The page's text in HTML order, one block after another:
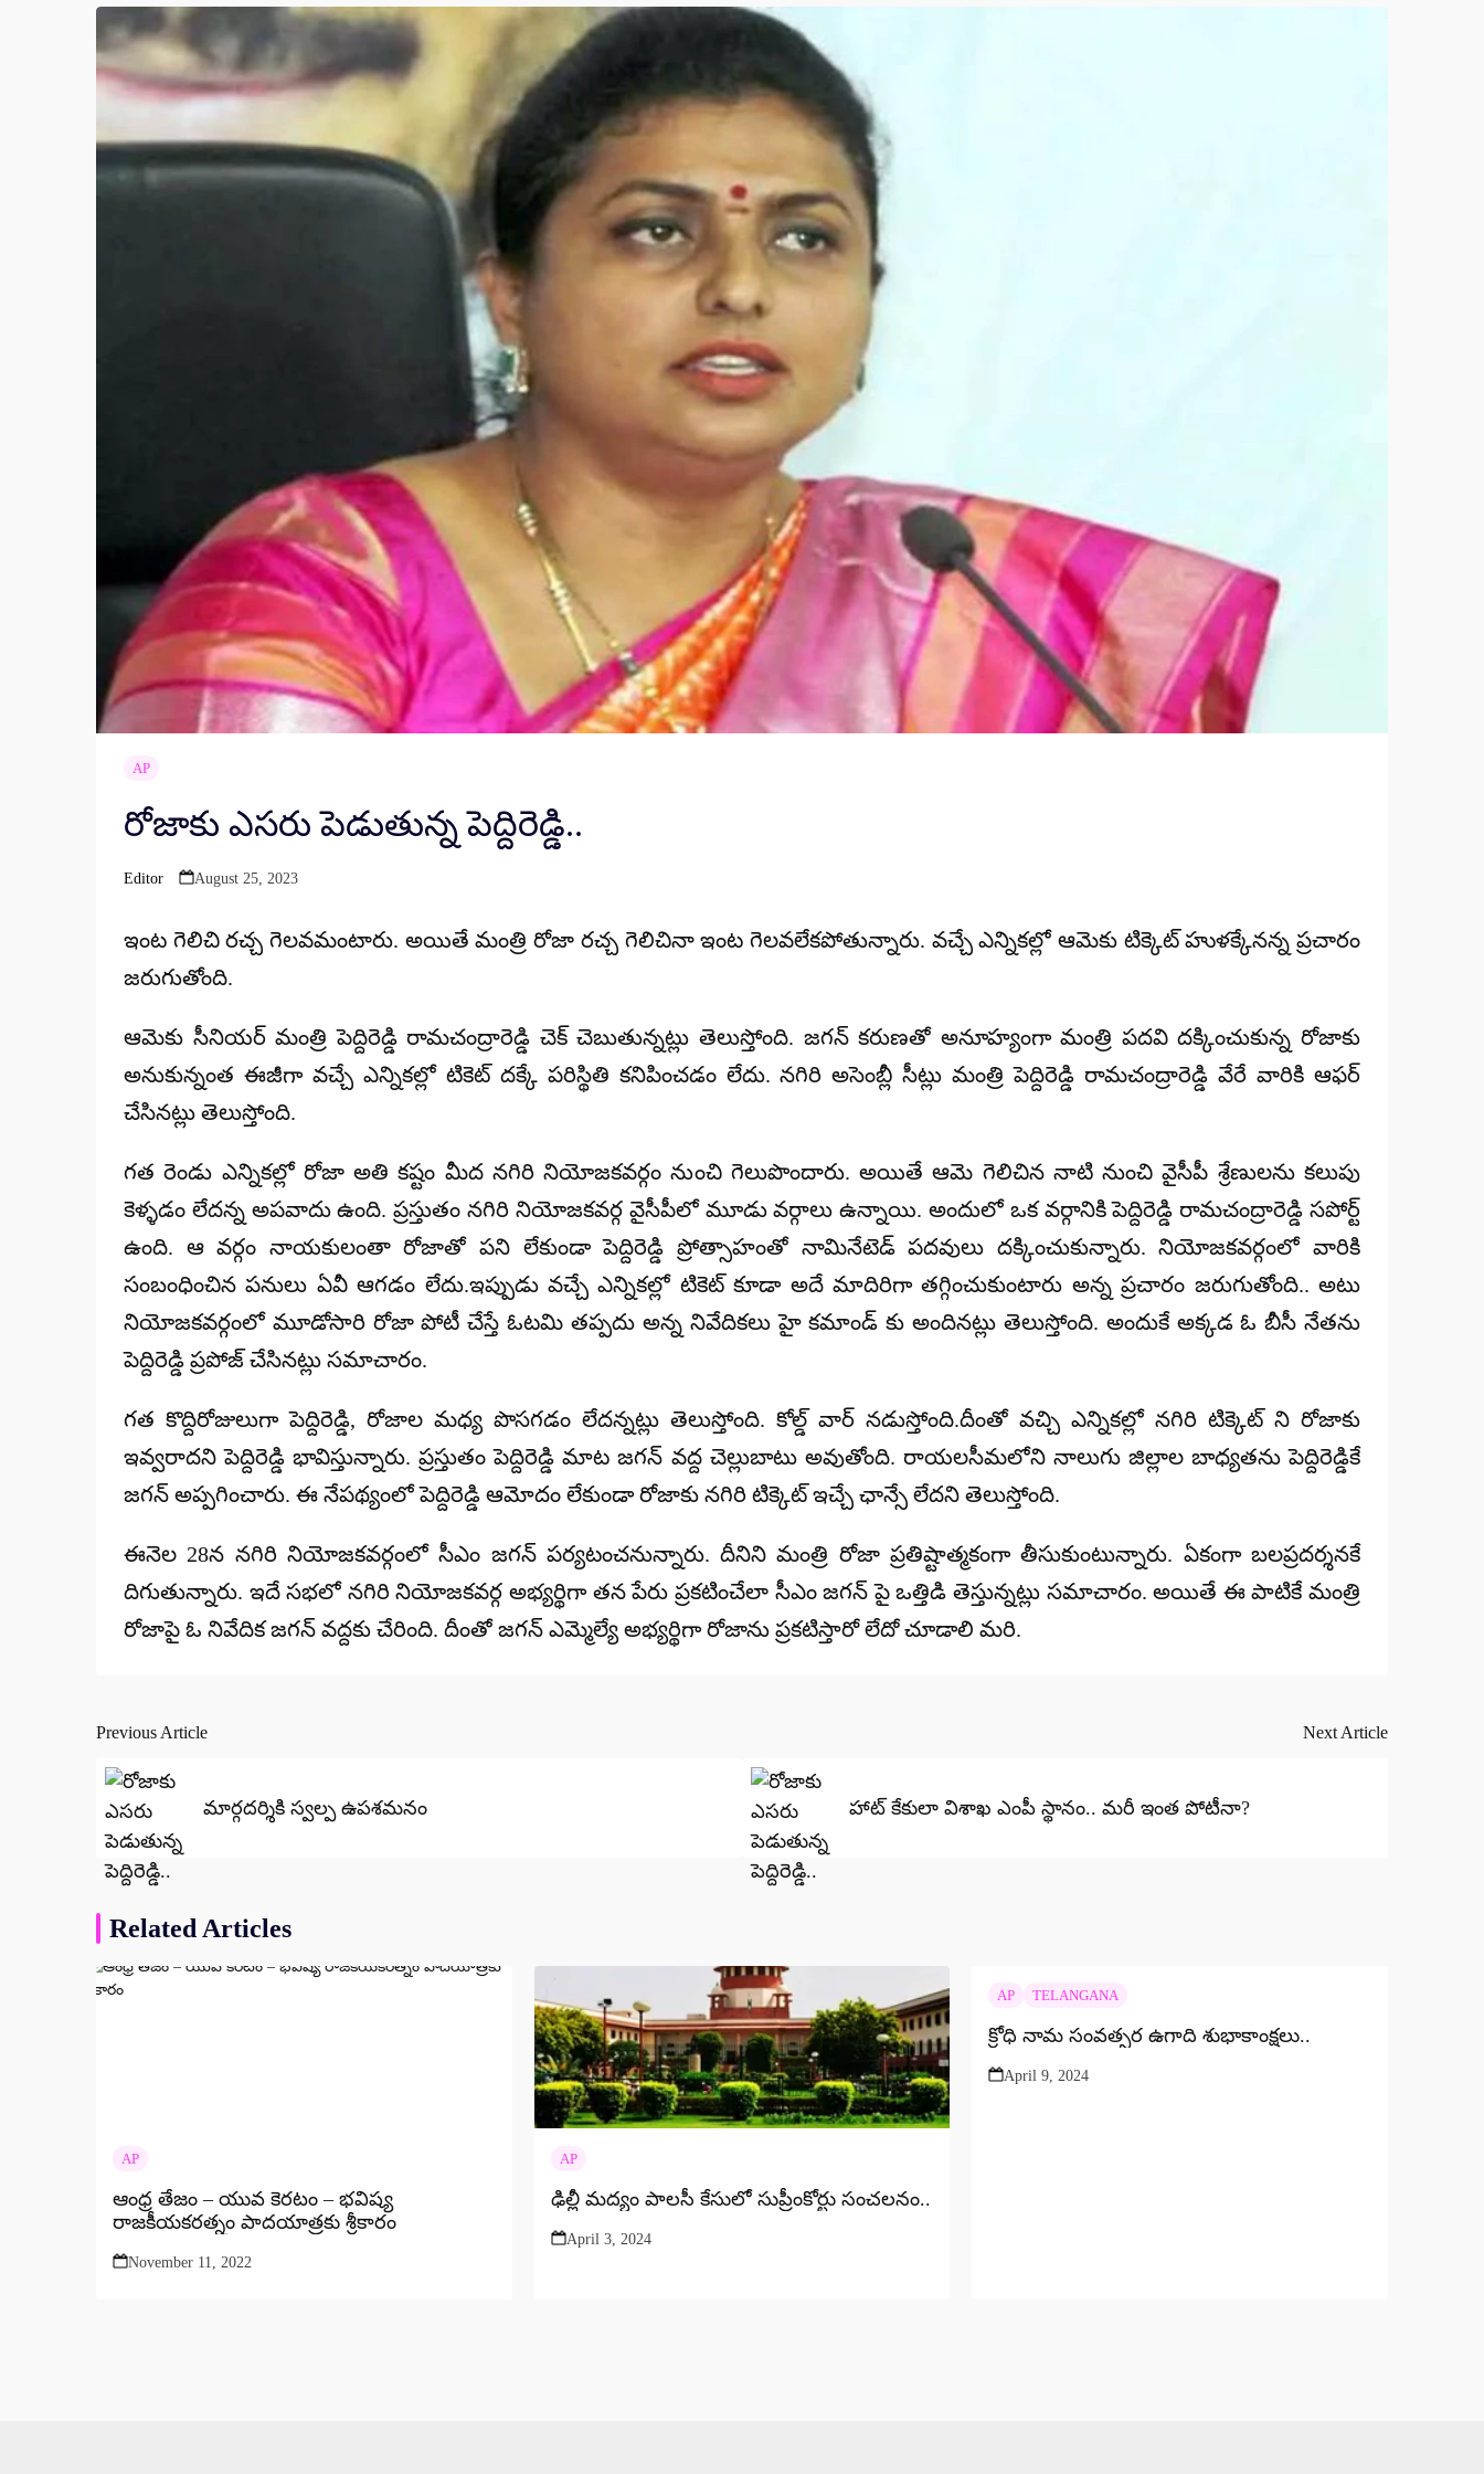
AP
రోజాకు ఎసరు పెడుతున్న పెద్దిరెడ్డి..
Posted
Editor August 25, 2023
ఇంట గెలిచి రచ్చ గెలవమంటారు. అయితే మంత్రి రోజా రచ్చ గెలిచినా ఇంట గెలవలేకపోతున్నారు. వచ్చే ఎన్నికల్లో ఆమెకు టిక్కెట్ హుళక్కేనన్న ప్రచారం
జరుగుతోంది.
ఆమెకు సీనియర్ మంత్రి పెద్దిరెడ్డి రామచంద్రారెడ్డి చెక్ చెబుతున్నట్లు తెలుస్తోంది. జగన్ కరుణతో అనూహ్యంగా మంత్రి పదవి దక్కించుకున్న రోజాకు
అనుకున్నంత ఈజీగా వచ్చే ఎన్నికల్లో టికెట్ దక్కే పరిస్థితి కనిపించడం లేదు. నగిరి అసెంబ్లీ సీట్లు మంత్రి పెద్దిరెడ్డి రామచంద్రారెడ్డి వేరే వారికి ఆఫర్
చేసినట్లు తెలుస్తోంది.
గత రెండు ఎన్నికల్లో రోజా అతి కష్టం మీద నగిరి నియోజకవర్గం నుంచి గెలుపొందారు. అయితే ఆమె గెలిచిన నాటి నుంచి వైసీపీ శ్రేణులను కలుపు
కెళ్ళడం లేదన్న అపవాదు ఉంది. ప్రస్తుతం నగిరి నియోజకవర్గ వైసీపీలో మూడు వర్గాలు ఉన్నాయి. అందులో ఒక వర్గానికి పెద్దిరెడ్డి రామచంద్రారెడ్డి సపోర్ట్
ఉంది. ఆ వర్గం నాయకులంతా రోజాతో పని లేకుండా పెద్దిరెడ్డి ప్రోత్సాహంతో నామినేటెడ్ పదవులు దక్కించుకున్నారు. నియోజకవర్గంలో వారికి
సంబంధించిన పనులు ఏవీ ఆగడం లేదు.ఇప్పుడు వచ్చే ఎన్నికల్లో టికెట్ కూడా అదే మాదిరిగా తగ్గించుకుంటారు అన్న ప్రచారం జరుగుతోంది.. అటు
నియోజకవర్గంలో మూడోసారి రోజా పోటీ చేస్తే ఓటమి తప్పదు అన్న నివేదికలు హై కమాండ్ కు అందినట్లు తెలుస్తోంది. అందుకే అక్కడ ఓ బీసీ నేతను
పెద్దిరెడ్డి ప్రపోజ్ చేసినట్లు సమాచారం.
గత కొద్దిరోజులుగా పెద్దిరెడ్డి, రోజాల మధ్య పొసగడం లేదన్నట్లు తెలుస్తోంది. కోల్డ్ వార్ నడుస్తోంది.దీంతో వచ్చి ఎన్నికల్లో నగిరి టిక్కెట్ ని రోజాకు
ఇవ్వరాదని పెద్దిరెడ్డి భావిస్తున్నారు. ప్రస్తుతం పెద్దిరెడ్డి మాట జగన్ వద్ద చెల్లుబాటు అవుతోంది. రాయలసీమలోని నాలుగు జిల్లాల బాధ్యతను పెద్దిరెడ్డికే
జగన్ అప్పగించారు. ఈ నేపథ్యంలో పెద్దిరెడ్డి ఆమోదం లేకుండా రోజాకు నగిరి టిక్కెట్ ఇచ్చే ఛాన్సే లేదని తెలుస్తోంది.
ఈనెల 28న నగిరి నియోజకవర్గంలో సీఎం జగన్ పర్యటంచనున్నారు. దీనిని మంత్రి రోజా ప్రతిష్టాత్మకంగా తీసుకుంటున్నారు. ఏకంగా బలప్రదర్శనకే
దిగుతున్నారు. ఇదే సభలో నగిరి నియోజకవర్గ అభ్యర్థిగా తన పేరు ప్రకటించేలా సీఎం జగన్ పై ఒత్తిడి తెస్తున్నట్లు సమాచారం. అయితే ఈ పాటికే మంత్రి
రోజాపై ఓ నివేదిక జగన్ వద్దకు చేరింది. దీంతో జగన్ ఎమ్మెల్యే అభ్యర్థిగా రోజాను ప్రకటిస్తారో లేదో చూడాలి మరి.
Post
navigation
Previous Article
మార్గదర్శికి స్వల్ప ఉపశమనం
Next Article
హాట్ కేకులా విశాఖ ఎంపీ స్థానం.. మరీ ఇంత పోటీనా?
Related Articles
AP
ఆంధ్ర తేజం – యువ కెరటం – భవిష్య
రాజకీయకరత్నం పాదయాత్రకు శ్రీకారం
November 11, 2022
AP
ఢిల్లీ మద్యం పాలసీ కేసులో సుప్రీంకోర్టు సంచలనం..
April 3, 2024
AP TELANGANA
క్రోధి నామ సంవత్సర ఉగాది శుభాకాంక్షలు..
April 9, 2024